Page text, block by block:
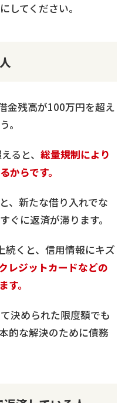
してください。
金残高が100万円を超え
。
ると、 総量規制により
からです。
、新たな借り入れでな
ぐに返済が滞ります。
続くと、信用情報にキズ
レジットカードなどの
す。
決められた限度額でも
的な解決のために債務